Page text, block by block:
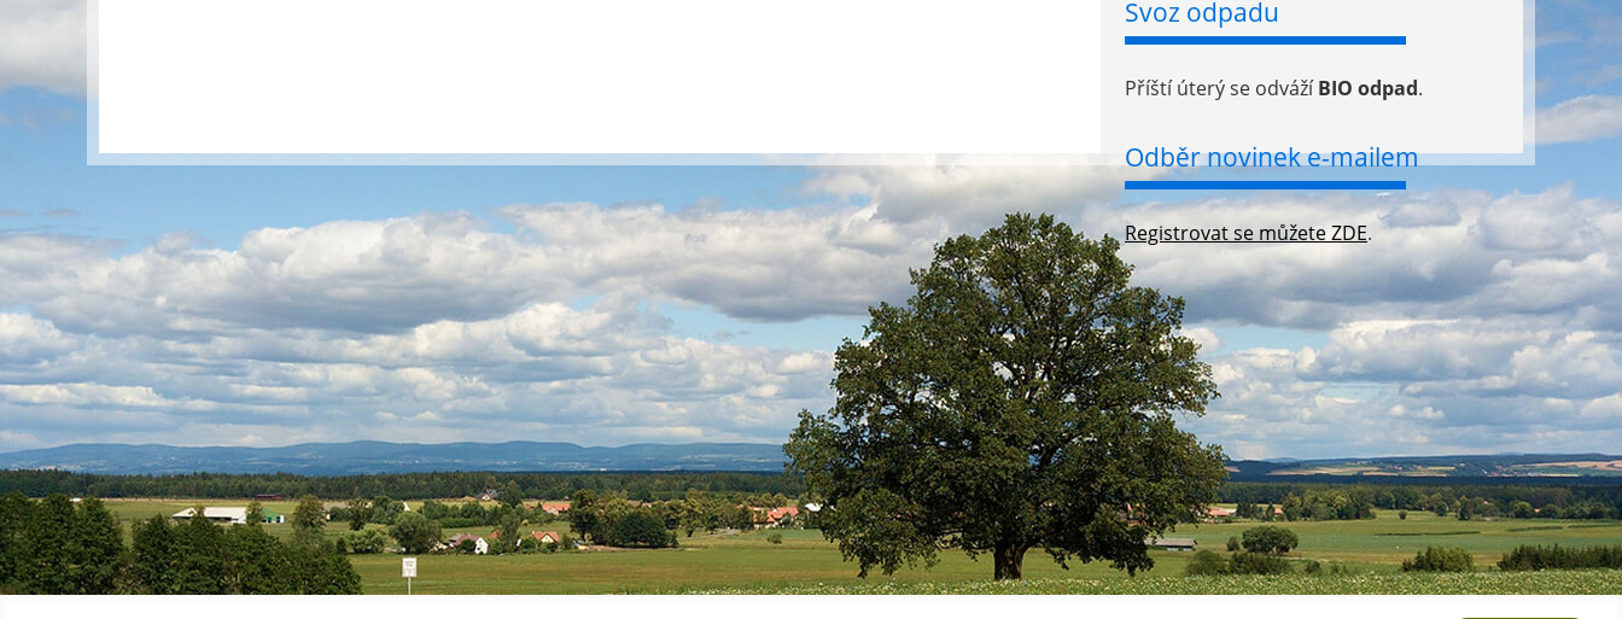
Svoz odpadu
Příští úterý se odvážíBIO odpad.
Odběr novinek e-mailem
Registrovat se můžete ZDE.